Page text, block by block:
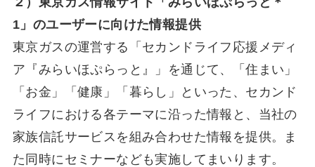
1」のユーザーに向けた情報提供
東京ガスの運営する「セカンドライフ応援メディ
ア『みらいほぷらっと』」を通じて、「住まい」
「お金」「健康」「暮らし」といった、セカンド
ライフにおける各テーマに沿った情報と、当社の
家族信託サービスを組み合わせた情報を提供。ま
た同時にセミナーなども実施してまいります。